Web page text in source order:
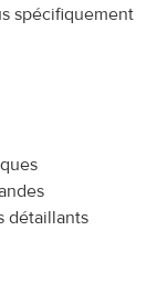
spécifiquement
détaillants